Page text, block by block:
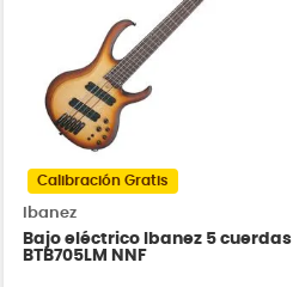
Calibración Gratis
Ibanez
Bajo eléctrico Ibanez 5 cuerdas
BTB705LM NNF